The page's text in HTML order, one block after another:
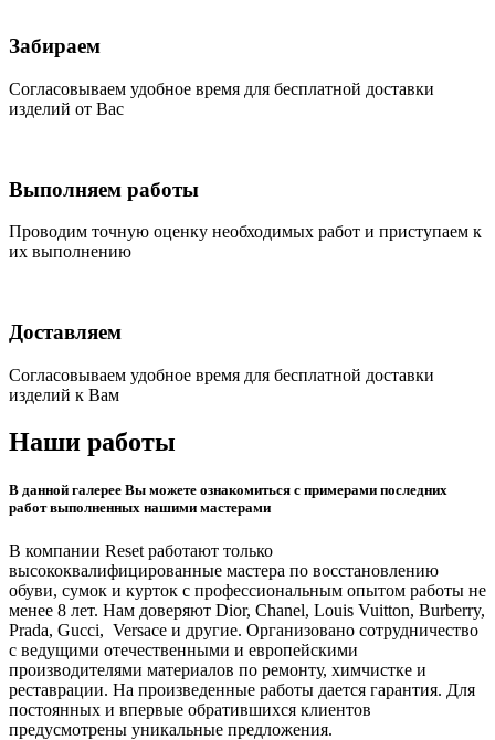
Забираем
Согласовываем удобное время для бесплатной доставки
изделий от Вас
Выполняем работы
Проводим точную оценку необходимых работ и приступаем к
их выполнению
Доставляем
Согласовываем удобное время для бесплатной доставки
изделий к Вам
Наши работы
В данной галерее Вы можете ознакомиться с примерами последних
работ выполненных нашими мастерами
В компании Reset работают только
высококвалифицированные мастера по восстановлению
обуви, сумок и курток с профессиональным опытом работы не
менее 8 лет. Нам доверяют Dior, Chanel, Louis Vuitton, Burberry,
Prada, Gucci, Versace и другие. Организовано сотрудничество
с ведущими отечественными и европейскими
производителями материалов по ремонту, химчистке и
реставрации. На произведенные работы дается гарантия. Для
постоянных и впервые обратившихся клиентов
предусмотрены уникальные предложения.